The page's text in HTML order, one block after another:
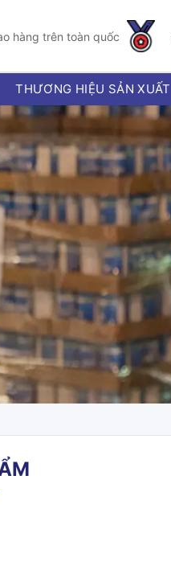
hàng trên toàn quốc
THƯƠNG HIỆU SẢN XUẤT